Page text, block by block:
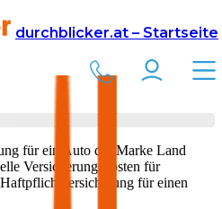
durchblicker.at – Startseite
Land Rover
Land Rover Defender in
für ein Auto der Marke Land
Versicherungskosten für
für einen